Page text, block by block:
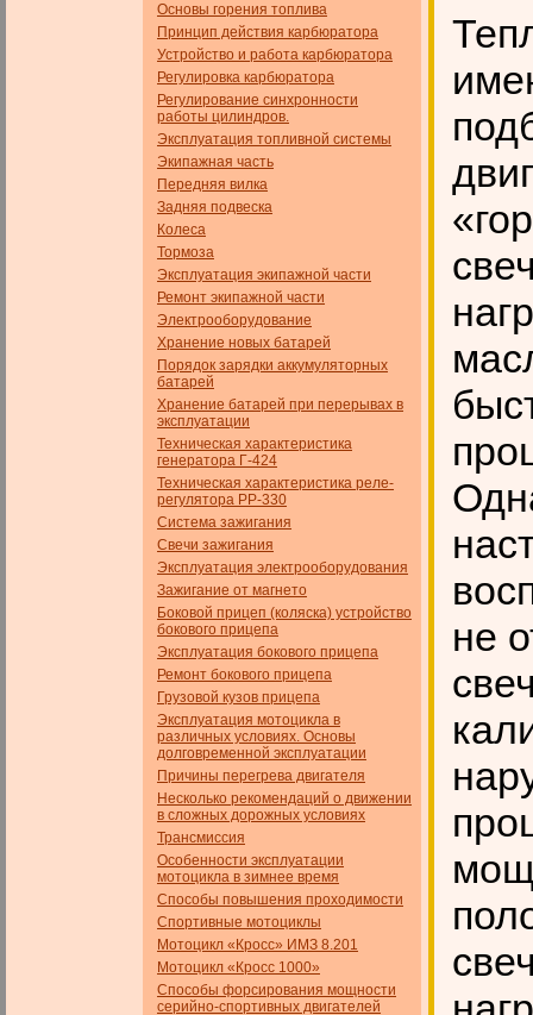
Основы горения топлива
Принцип действия карбюратора
Устройство и работа карбюратора
Регулировка карбюратора
Регулирование синхронности
работы цилиндров.
Эксплуатация топливной системы
Экипажная часть
Передняя вилка
Задняя подвеска
Колеса
Тормоза
Эксплуатация экипажной части
Ремонт экипажной части
Электрооборудование
Хранение новых батарей
Порядок зарядки аккумуляторных
батарей
Хранение батарей при перерывах в
эксплуатации
Техническая характеристика
генератора Г-424
Техническая характеристика реле-
регулятора РР-330
Система зажигания
Свечи зажигания
Эксплуатация электрооборудования
Зажигание от магнето
Боковой прицеп (коляска) устройство
бокового прицепа
Эксплуатация бокового прицепа
Ремонт бокового прицепа
Грузовой кузов прицепа
Эксплуатация мотоцикла в
различных условиях. Основы
долговременной эксплуатации
Причины перегрева двигателя
Несколько рекомендаций о движении
в сложных дорожных условиях
Трансмиссия
Особенности эксплуатации
мотоцикла в зимнее время
Способы повышения проходимости
Спортивные мотоциклы
Мотоцикл «Кросс» ИМЗ 8.201
Мотоцикл «Кросс 1000»
Способы форсирования мощности
серийно-спортивных двигателей
не